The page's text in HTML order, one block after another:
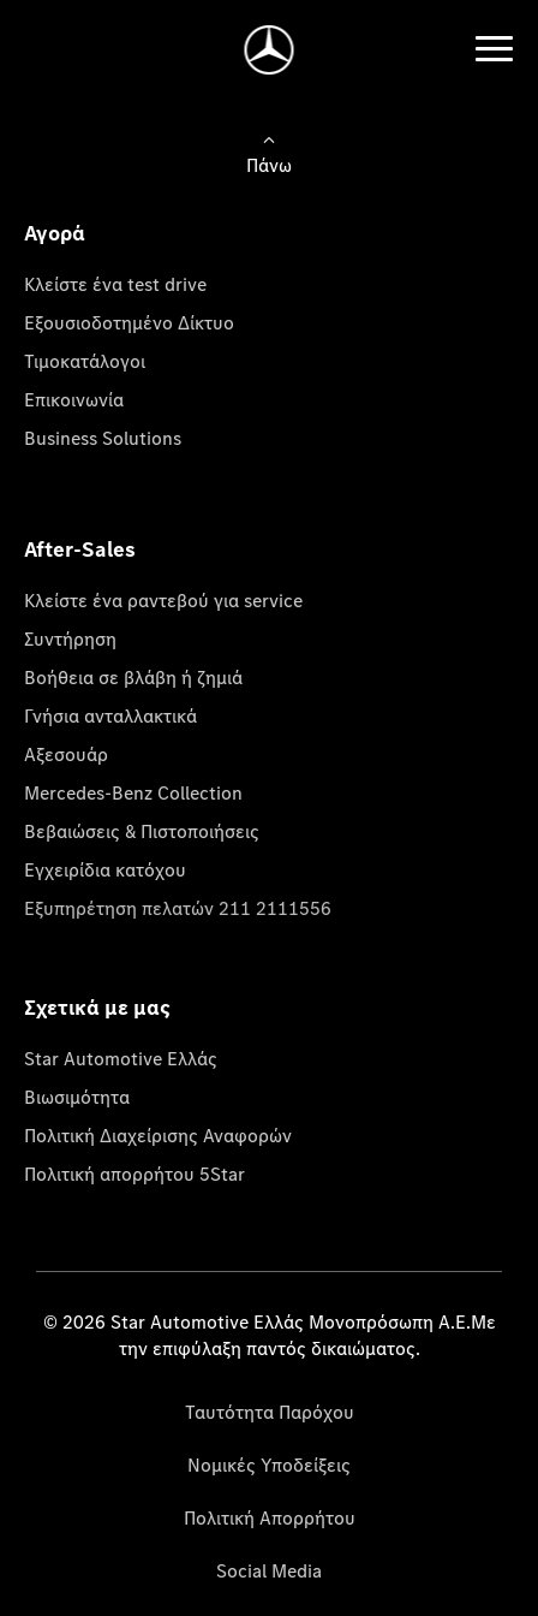
Πάνω
Αγορά
Κλείστε ένα test drive
Εξουσιοδοτημένο Δίκτυο
Τιμοκατάλογοι
Επικοινωνία
Business Solutions
After-Sales
Κλείστε ένα ραντεβού για service
Συντήρηση
Βοήθεια σε βλάβη ή ζημιά
Γνήσια ανταλλακτικά
Αξεσουάρ
Mercedes-Benz Collection
Βεβαιώσεις & Πιστοποιήσεις
Εγχειρίδια κατόχου
Εξυπηρέτηση πελατών 211 2111556
Σχετικά με μας
Star Automotive Ελλάς
Βιωσιμότητα
Πολιτική Διαχείρισης Αναφορών
Πολιτική απορρήτου 5Star
© 2026 Star Automotive Ελλάς Μονοπρόσωπη Α.Ε.Με
την επιφύλαξη παντός δικαιώματος.
Ταυτότητα Παρόχου
Νομικές Υποδείξεις
Πολιτική Απορρήτου
Social Media